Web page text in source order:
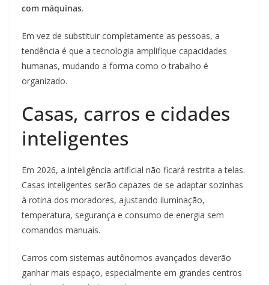
com máquinas.
Em vez de substituir completamente as pessoas, a
tendência é que a tecnologia amplifique capacidades
humanas, mudando a forma como o trabalho é
organizado.
Casas, carros e cidades
inteligentes
Em 2026, a inteligência artificial não ficará restrita a telas.
Casas inteligentes serão capazes de se adaptar sozinhas
à rotina dos moradores, ajustando iluminação,
temperatura, segurança e consumo de energia sem
comandos manuais.
Carros com sistemas autônomos avançados deverão
ganhar mais espaço, especialmente em grandes centros